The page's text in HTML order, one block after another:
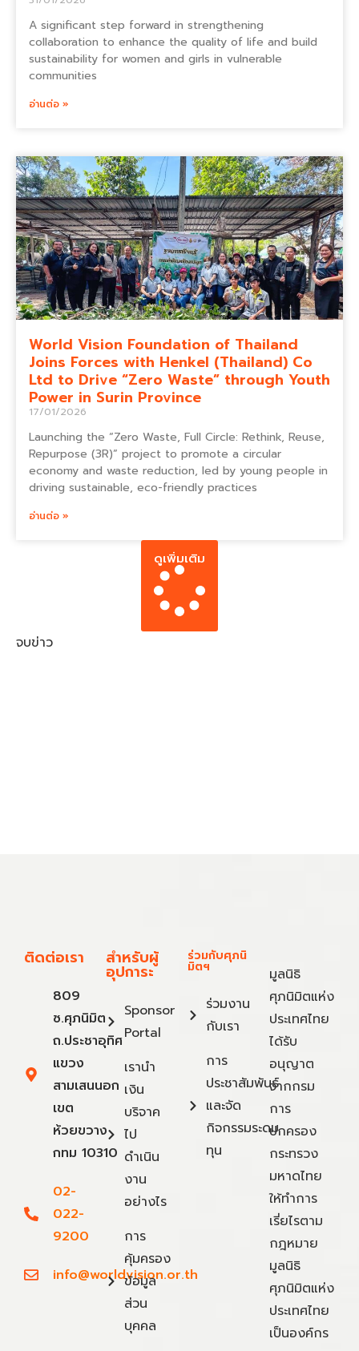
A significant step forward in strengthening
collaboration to enhance the quality of life and build
sustainability for women and girls in vulnerable
communities
อ่านต่อ »
World Vision Foundation of Thailand
Joins Forces with Henkel (Thailand) Co
Ltd to Drive “Zero Waste” through Youth
Power in Surin Province
17/01/2026
Launching the “Zero Waste, Full Circle: Rethink, Reuse,
Repurpose (3R)” project to promote a circular
economy and waste reduction, led by young people in
driving sustainable, eco-friendly practices
อ่านต่อ »
ดูเพิ่มเติม
จบข่าว
ติดต่อเรา
809
ซ.ศุภนิมิต
ถ.ประชาอุทิศ
แขวง
สามเสนนอก
เขต
ห้วยขวาง
กทม 10310
02-
022-
9200
info@worldvision.or.th
สำหรับผู้
อุปการะ
Sponsor
Portal
เรานำ
เงิน
บริจาค
ไป
ดำเนิน
งาน
อย่างไร
การ
คุ้มครอง
ข้อมูล
ส่วน
บุคคล
ร่วมกับศุภนิ
มิตฯ
ร่วมงาน
กับเรา
การ
ประชาสัมพันธ์
และจัด
กิจกรรมระดม
ทุน
มูลนิธิ
ศุภนิมิตแห่ง
ประเทศไทย
ได้รับ
อนุญาต
จากกรม
การ
ปกครอง
กระทรวง
มหาดไทย
ให้ทำการ
เรี่ยไรตาม
กฎหมาย
มูลนิธิ
ศุภนิมิตแห่ง
ประเทศไทย
เป็นองค์กร